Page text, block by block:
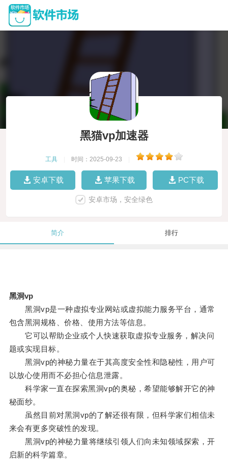
黑猫vp加速器
工具 时间：2025-09-23
安卓下载 苹果下载 PC下载
安卓市场，安全绿色
简介 排行
黑洞vp
黑洞vp是一种虚拟专业网站或虚拟能力服务平台，通常
包含黑洞规格、价格、使用方法等信息。
它可以帮助企业或个人快速获取虚拟专业服务，解决问
题或实现目标。
黑洞vp的神秘力量在于其高度安全性和隐秘性，用户可
以放心使用而不必担心信息泄露。
科学家一直在探索黑洞vp的奥秘，希望能够解开它的神
秘面纱。
虽然目前对黑洞vp的了解还很有限，但科学家们相信未
来会有更多突破性的发现。
黑洞vp的神秘力量将继续引领人们向未知领域探索，开
启新的科学篇章。